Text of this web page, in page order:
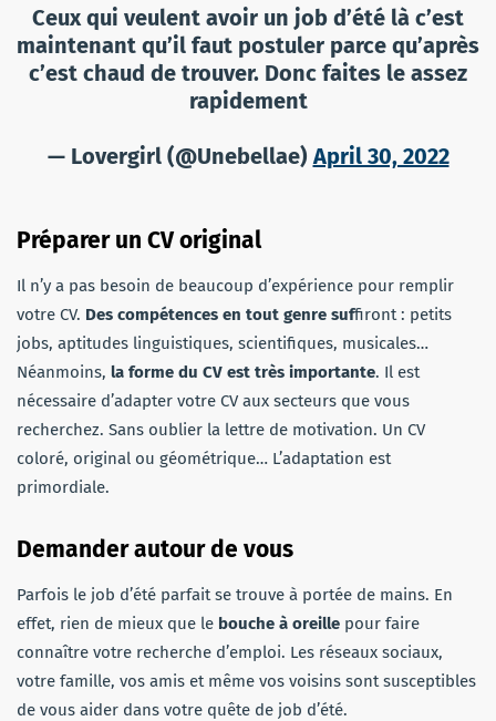
Ceux qui veulent avoir un job d’été là c’est
maintenant qu’il faut postuler parce qu’après
c’est chaud de trouver. Donc faites le assez
rapidement
— Lovergirl (@Unebellae) April 30, 2022
Préparer un CV original
Il n’y a pas besoin de beaucoup d’expérience pour remplir
votre CV. Des compétences en tout genre suffiront : petits
jobs, aptitudes linguistiques, scientifiques, musicales…
Néanmoins, la forme du CV est très importante. Il est
nécessaire d’adapter votre CV aux secteurs que vous
recherchez. Sans oublier la lettre de motivation. Un CV
coloré, original ou géométrique… L’adaptation est
primordiale.
Demander autour de vous
Parfois le job d’été parfait se trouve à portée de mains. En
effet, rien de mieux que le bouche à oreille pour faire
connaître votre recherche d’emploi. Les réseaux sociaux,
votre famille, vos amis et même vos voisins sont susceptibles
de vous aider dans votre quête de job d’été.